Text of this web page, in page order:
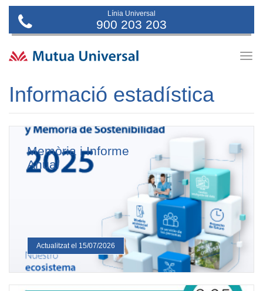
Línia Universal
900 203 203
Informació estadística
Memòria i Informe
Anual
Actualitzat el 15/07/2026